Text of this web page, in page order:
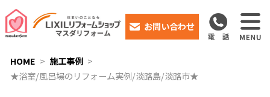
お問い合わせ
HOME
施工事例
★浴室/風呂場のリフォーム実例/淡路島/淡路市★